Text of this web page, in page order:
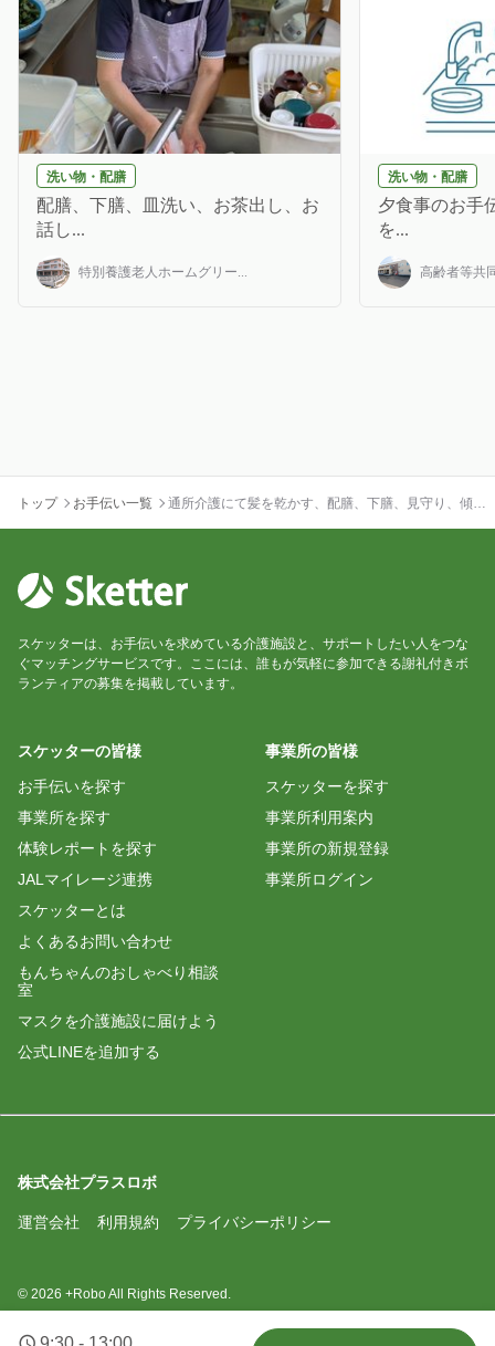
洗い物・配膳
配膳、下膳、皿洗い、お茶出し、お
話し...
特別養護老人ホームグリー...
洗い物・配膳
夕食事のお手
を...
高齢者等共
トップ お手伝い一覧
通所介護にて髪を乾かす、配膳、下膳、見守り、傾聴
スケッターは、お手伝いを求めている介護施設と、サポートしたい人をつな
ぐマッチングサービスです。ここには、誰もが気軽に参加できる謝礼付きボ
ランティアの募集を掲載しています。
スケッターの皆様
お手伝いを探す
事業所を探す
体験レポートを探す
JALマイレージ連携
スケッターとは
よくあるお問い合わせ
もんちゃんのおしゃべり相談
室
マスクを介護施設に届けよう
公式LINEを追加する
事業所の皆様
スケッターを探す
事業所利用案内
事業所の新規登録
事業所ログイン
株式会社プラスロボ
運営会社 利用規約 プライバシーポリシー
© 2026 +Robo All Rights Reserved.